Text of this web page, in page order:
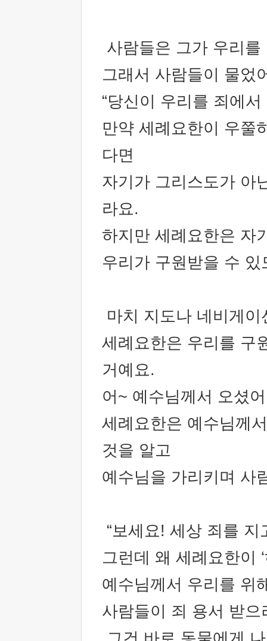
사람들은 그가 우리
그래서 사람들이 물었
“당신이 우리를 죄에
만약 세례요한이 우쭐
다면
자기가 그리스도가 아
라요.
하지만 세례요한은 자
우리가 구원받을 수
마치 지도나 네비게
세례요한은 우리를 구
거예요.
어~ 예수님께서 오셨
세례요한은 예수님께
것을 알고
예수님을 가리키며 사
“보세요! 세상 죄를
그런데 왜 세례요한이
예수님께서 우리를 위
사람들이 죄 용서 받